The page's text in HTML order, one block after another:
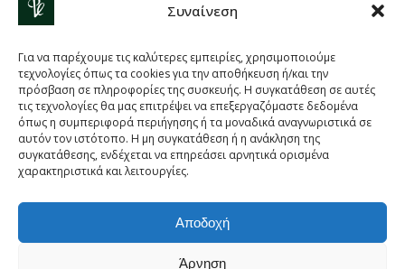
Συναίνεση
Για να παρέχουμε τις καλύτερες εμπειρίες, χρησιμοποιούμε
τεχνολογίες όπως τα cookies για την αποθήκευση ή/και την
πρόσβαση σε πληροφορίες της συσκευής. Η συγκατάθεση σε αυτές
τις τεχνολογίες θα μας επιτρέψει να επεξεργαζόμαστε δεδομένα
όπως η συμπεριφορά περιήγησης ή τα μοναδικά αναγνωριστικά σε
αυτόν τον ιστότοπο. Η μη συγκατάθεση ή η ανάκληση της
συγκατάθεσης, ενδέχεται να επηρεάσει αρνητικά ορισμένα
χαρακτηριστικά και λειτουργίες.
Αποδοχή
Άρνηση
B
L
+30 210 654 6185